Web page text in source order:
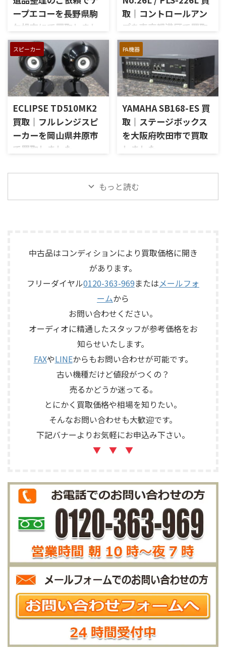
右チャンネルの音出し、入力
切替、ボリューム、トーンコン
トロール、MMフォノ入力、バ
外観コンディション、リモコン
など付属品の有無を確認しな
がら査定いたしました。 買取
商品：McIntosh C712 メーカ
ー：McIntosh / マッキントッ
シュ 型番： ...
いとのご相談をいただいたも
のです。 JBL C50 OLYMPUS
S7Rは、Olympus専用エンクロ
ージャーにLE15Aウーファー、
PR15パッシブラジエーター、
LE85ドライバー、HL91ホー
ン、LX5ネットワークなどを組
み合わせたヴィンテージJBLの
スピーカーシステムです。査定
ープエコーを長野県駒
ケ根市にて買取しまし
た
長野県駒ケ根市で、遺品整理に
伴いKORGのテープエコー
「SE-500 Stage Echo」を出張
買取させていただきました。
今回のお品物は、前オーナー
様が大切に保管されていたヴ
ィンテージのテープエコーで、
ご家族様より「価値があるも
のか分からないので、処分する
前に見てほしい」とご相談い
500は、テープを使用したアナ
ログエコーならではの揺らぎ
や質感を楽しめる機材です。査
定では、通電状態、音出し、
取｜コントロールアン
プを東京都港区で買取
しました
東京都港区で、Mark Levinson
のコントロールアンプ
「No.26L / PLS-226L」を出張
買取させていただきました。
今回のお品物は、アンプ部
No.26Lと外部電源部PLS-226L
で構成されるセパレートタイ
プのプリアンプで、左右チャン
ネルの音出し状態、入力切
替、ボリューム、バランス、
ォノカードやバランス入力カ
ードの有無、電源部の状態、
接続ケーブル、外観コンディシ
ョン、取扱説明書など付属品の
スピーカー
ECLIPSE TD510MK2
買取｜フルレンジスピ
ーカーを岡山県井原市
で買取しました
ルレンジスピーカー
「TD510MK2」を出張買取させ
態、ユニットの状態、エッグ
シェル型エンクロージャー、角
度調整機構、スピーカー端
子、外観コンディション、保護
ネットやキャップなど付属品
の有無を確認しながら査定い
たしました。 買取商品：
ECLIPSE / イクリプス 型番：
TD510MK2 カテゴリ ...
PA機器
YAMAHA SB168-ES 買
取｜ステージボックス
を大阪府吹田市で買取
しました
テージボックス「SB168-ES」
を出張買取させていただきま
IN/OUT、NETWORK端子、ヘッ
ドアンプリモート、ファンタム
電源、外観コンディション、電
源コードや取扱説明書など付
属品の有無を確認しながら査
定いたしました。 買取商品：
YAMAHA SB168-ES メーカー：
SB168-ES カ ...
もっと読む
中古品はコンディションにより買取価格に開き
があります。
フリーダイヤル0120-363-969またはメールフォ
ームから
お問い合わせください。
オーディオに精通したスタッフが参考価格をお
知らせいたします。
FAXやLINEからもお問い合わせが可能です。
古い機種だけど値段がつくの？
売るかどうか迷ってる。
とにかく買取価格や相場を知りたい。
そんなお問い合わせも大歓迎です。
下記バナーよりお気軽にお申込み下さい。
▼ ▼ ▼